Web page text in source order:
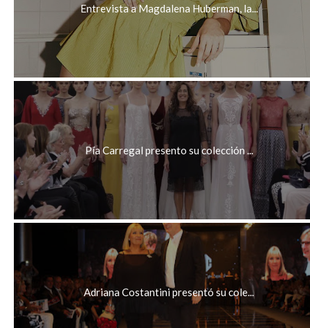
Entrevista a Magdalena Huberman, la...
Pía Carregal presento su colección ...
Adriana Costantini presentó su cole...